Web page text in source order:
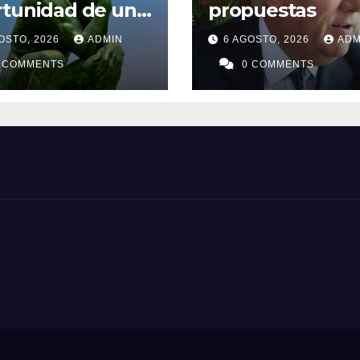
de una
2026 ADMIN
propuestas
6 AGOSTO, 2026
0 COMMENTS